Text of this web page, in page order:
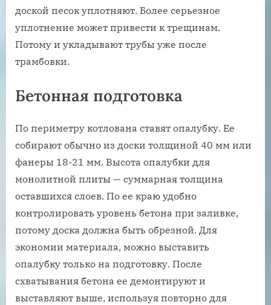
доской песок уплотняют. Более серьезное
уплотнение может привести к трещинам.
Потому и укладывают трубы уже после
трамбовки.
Бетонная подготовка
По периметру котлована ставят опалубку. Ее
собирают обычно из доски толщиной 40 мм или
фанеры 18-21 мм. Высота опалубки для
монолитной плиты — суммарная толщина
оставшихся слоев. По ее краю удобно
контролировать уровень бетона при заливке,
потому доска должна быть обрезной. Для
экономии материала, можно выставить
опалубку только на подготовку. После
схватывания бетона ее демонтируют и
выставляют выше, используя повторно для